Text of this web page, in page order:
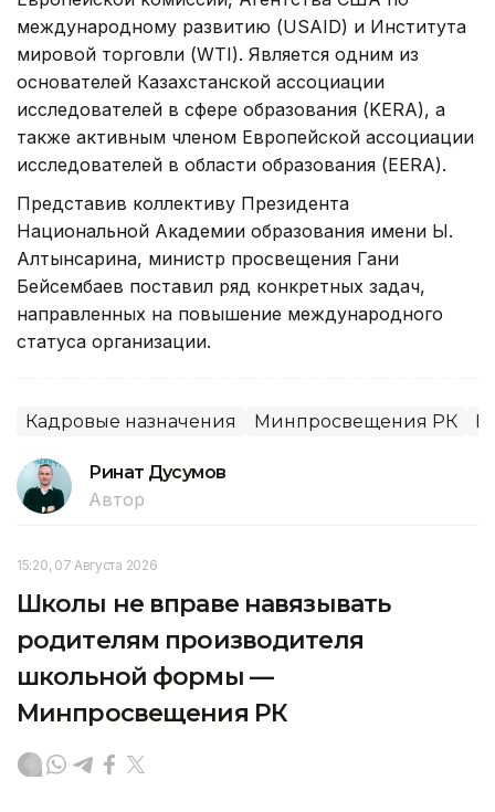
международному развитию (USAID) и Института
мировой торговли (WTI). Является одним из
основателей Казахстанской ассоциации
исследователей в сфере образования (KERA), а
также активным членом Европейской ассоциации
исследователей в области образования (EERA).
Представив коллективу Президента
Национальной Академии образования имени Ы.
Алтынсарина, министр просвещения Гани
Бейсембаев поставил ряд конкретных задач,
направленных на повышение международного
статуса организации.
Кадровые назначения Минпросвещения РК
Ринат Дусумов
Автор
15:20, 07 Августа 2026
Школы не вправе навязывать
родителям производителя
школьной формы —
Минпросвещения РК